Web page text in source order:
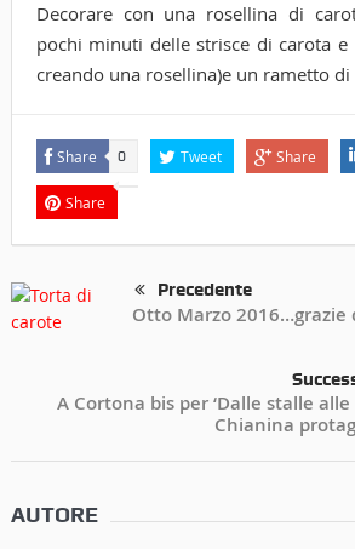
Decorare con una rosellina di
pochi minuti delle strisce di carota e
creando una rosellina)e un rametto di
Share 0 Tweet Share
Share
Precedente
Otto Marzo 2016…grazie
A Cortona bis per ‘Dalle stalle alle
Chianina
AUTORE